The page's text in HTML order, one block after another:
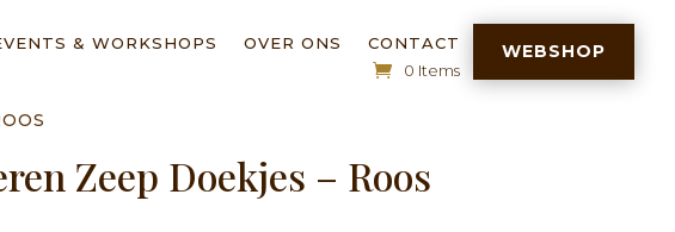
& WORKSHOPS OVER ONS
CONTACT
0 Items
WEBSHOP
Zeep Doekjes – Roos